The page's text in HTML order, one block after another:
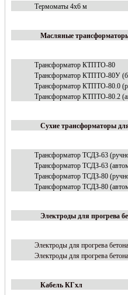
Термоматы 4х6 м
Масляные
Трансформатор КТПТО-80
Трансформатор КТПТО-80У
Трансформатор КТПТО-80.0
Трансформатор КТПТО-80.2
Сухие трансформаторы
Трансформатор ТСДЗ-63
Трансформатор ТСДЗ-63
Трансформатор ТСДЗ-80
Трансформатор ТСДЗ-80
Электроды для прогрева
Электроды для прогрева
Электроды для прогрева
Кабель КГхл